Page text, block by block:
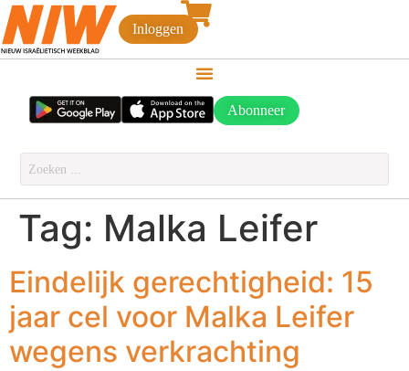
Inloggen
Abonneer
Tag: Malka Leifer
Eindelijk gerechtigheid: 15
jaar cel voor Malka Leifer
wegens verkrachting